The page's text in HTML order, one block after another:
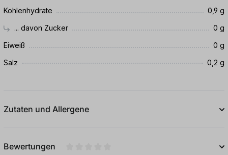
Kohlenhydrate
0,9 g
... davon Zucker
0 g
Eiweiß
0 g
Salz
0,2 g
Zutaten und Allergene
Bewertungen